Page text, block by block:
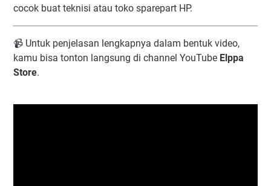
cocok buat teknisi atau toko sparepart HP.
📹 Untuk penjelasan lengkapnya dalam bentuk video,
kamu bisa tonton langsung di channel YouTube Elppa
Store.